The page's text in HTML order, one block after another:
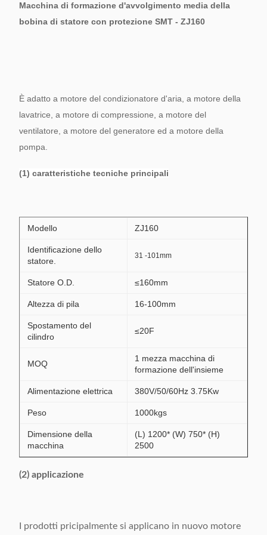
Macchina di formazione d'avvolgimento media della
bobina di statore con protezione SMT - ZJ160
È adatto a motore del condizionatore d'aria, a motore della
lavatrice, a motore di compressione, a motore del
ventilatore, a motore del generatore ed a motore della
pompa.
(1) caratteristiche tecniche principali
Modello ZJ160
Identificazione dello
statore.
31 -101mm
Statore O.D. ≤160mm
Altezza di pila 16-100mm
Spostamento del
cilindro
≤20F
MOQ
1 mezza macchina di
formazione dell'insieme
Alimentazione elettrica 380V/50/60Hz 3.75Kw
Peso 1000kgs
Dimensione della
macchina
(L) 1200* (W) 750* (H)
2500
(2) applicazione
I prodotti pricipalmente si applicano in nuovo motore